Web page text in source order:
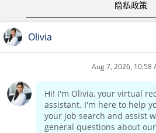
隐私政策
版权声明
公司主页